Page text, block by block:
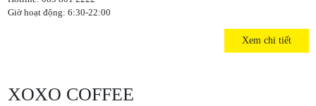
Giờ hoạt động: 6:30-22:00
Xem chi tiết
XOXO COFFEE